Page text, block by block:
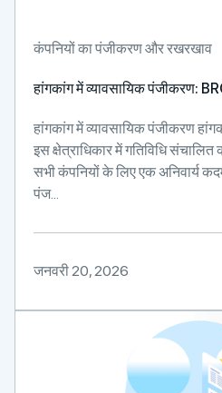
कंपनियों का पंजीकरण और रखरखाव
हांगकांग में व्यावसायिक पंजीकरण:
हांगकांग में व्यावसायिक पंजीकरण
इस क्षेत्राधिकार में गतिविधि
सभी कंपनियों के लिए एक अनिवार्य
पंज...
जनवरी 20, 2026